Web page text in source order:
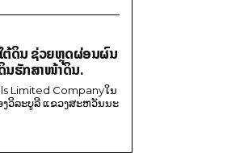
ຕ້ດິນ ຊ່ວຍຫຼຸດຜ່ອນຜົນ
ນຮັກສາໜ້າດິນ.
Limited Companyໃນ
ວິລະບູລີ ແຂວງສະຫວັນນະ